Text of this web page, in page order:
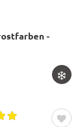
-